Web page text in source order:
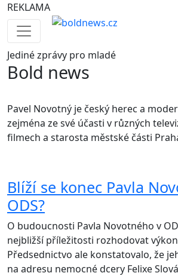
REKLAMA
Jedinézprávy pro mladé
Bold news
Pavel Novotný je český herec a
zejména ze své účasti v různých
filmech a starosta městské části
Blíží se konec Pavla
ODS?
O budoucnosti Pavla Novotného v
nejbližší příležitosti rozhodovat
Předsednictvo ale konstatovalo, že
na adresu nemocné dcery Felixe